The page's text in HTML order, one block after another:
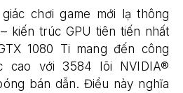
chơi game mới lạ thông
kiến trúc GPU tiên tiến nhất
1080 Ti mang đến công
cao với 3584 lõi NVIDIA®
bán dẫn. Điều này nghĩa